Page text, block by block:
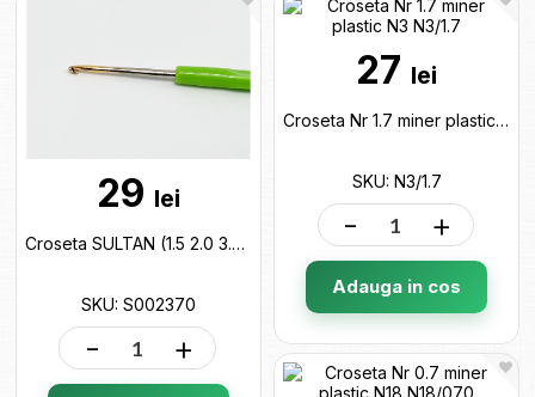
29 lei
Croseta SULTAN (1.5 2.0 3.5 4.0 6.0 mm) miner elastic&color S002370
SKU: S002370
- +
27 lei
Croseta Nr 1.7 miner plastic N3 N3/1.7
SKU: N3/1.7
- +
Adauga in cos